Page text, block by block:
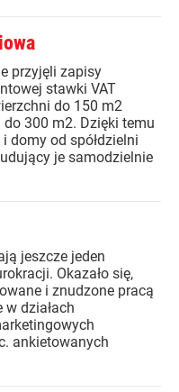
przyjęli zapisy
stawki VAT
do 150 m2
300 m2. Dzięki temu
domy od spółdzielni
je samodzielnie
jeszcze jeden
Okazało się,
i znudzone pracą
działach
ankietowanych